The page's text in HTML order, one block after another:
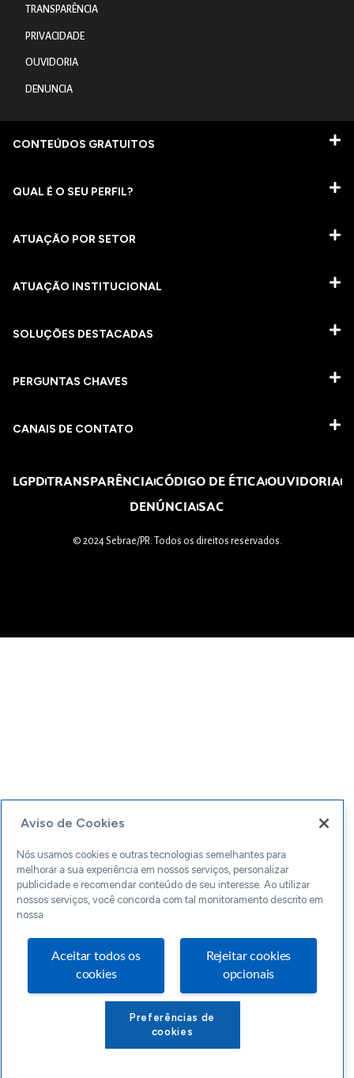
TRANSPARÊNCIA
PRIVACIDADE
OUVIDORIA
DENUNCIA
CONTEÚDOS GRATUITOS
QUAL É O SEU PERFIL?
ATUAÇÃO POR SETOR
ATUAÇÃO INSTITUCIONAL
SOLUÇÕES DESTACADAS
PERGUNTAS CHAVES​
CANAIS DE CONTATO
LGPDTRANSPARÊNCIACÓDIGO DE ÉTICAOUVIDORIA
DENÚNCIASAC
© 2024 Sebrae/PR. Todos os direitos reservados.
Aviso de Cookies
Nós usamos cookies e outras tecnologias semelhantes para
melhorar a sua experiência em nossos serviços, personalizar
publicidade e recomendar conteúdo de seu interesse. Ao utilizar
nossos serviços, você concorda com tal monitoramento descrito em
nossa
Aceitar todos os
cookies
Rejeitar cookies
opcionais
Preferências de
cookies